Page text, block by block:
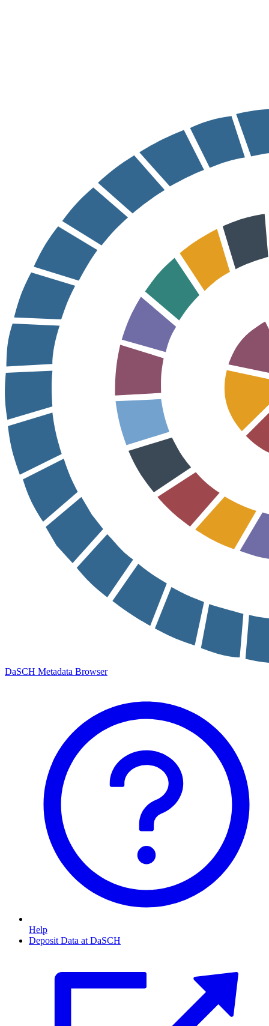
DaSCH Metadata Browser
Help
Deposit Data at DaSCH